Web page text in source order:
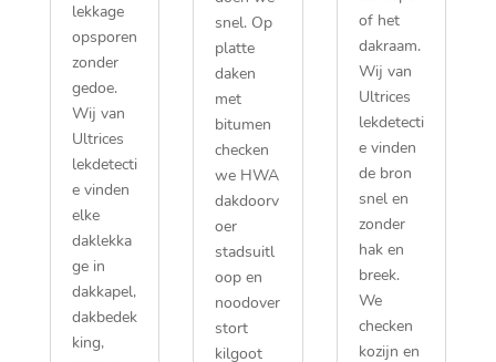
lekkage
opsporen
zonder
gedoe.​
Wij van
Ultrices
lekdetecti
e vinden
elke
daklekka
ge in
dakkapel,
dakbedek
king,
snel.​ Op
platte
daken
met
bitumen
checken
we HWA
dakdoorv
oer
stadsuitl
oop en
noodover
stort
kilgoot
of het
dakraam.​
Wij van
Ultrices
lekdetecti
e vinden
de bron
snel en
zonder
hak en
breek.​
We
checken
kozijn en